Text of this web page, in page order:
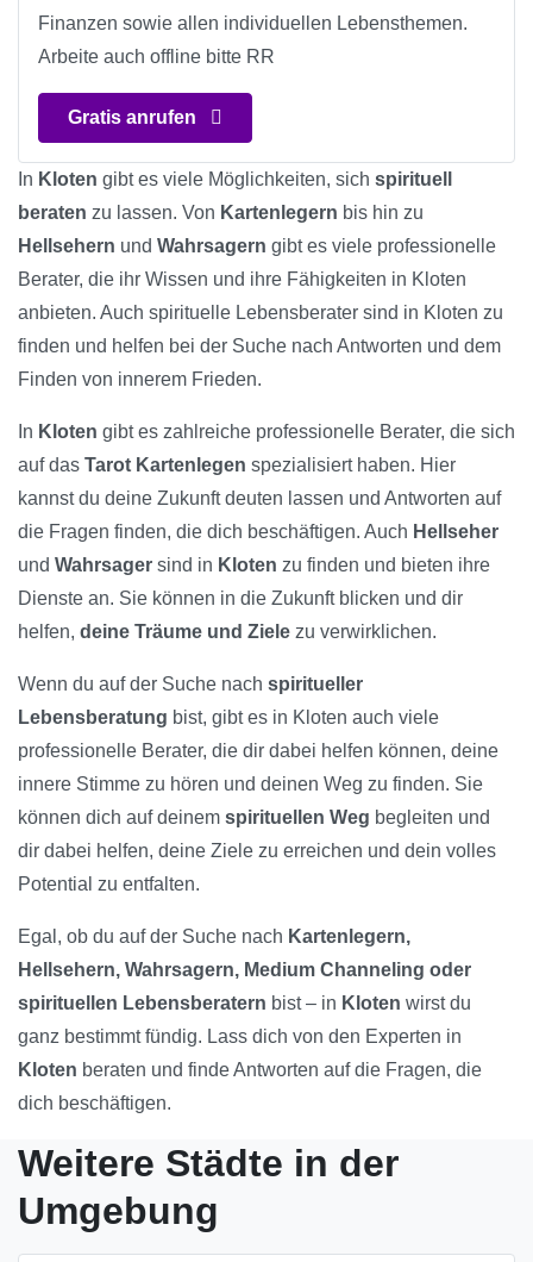
Finanzen sowie allen individuellen Lebensthemen.
Arbeite auch offline bitte RR
Gratis anrufen
In Kloten gibt es viele Möglichkeiten, sich spirituell
beraten zu lassen. Von Kartenlegern bis hin zu
Hellsehern und Wahrsagern gibt es viele professionelle
Berater, die ihr Wissen und ihre Fähigkeiten in Kloten
anbieten. Auch spirituelle Lebensberater sind in Kloten zu
finden und helfen bei der Suche nach Antworten und dem
Finden von innerem Frieden.
In Kloten gibt es zahlreiche professionelle Berater, die sich
auf das Tarot Kartenlegen spezialisiert haben. Hier
kannst du deine Zukunft deuten lassen und Antworten auf
die Fragen finden, die dich beschäftigen. Auch Hellseher
und Wahrsager sind in Kloten zu finden und bieten ihre
Dienste an. Sie können in die Zukunft blicken und dir
helfen, deine Träume und Ziele zu verwirklichen.
Wenn du auf der Suche nach spiritueller
Lebensberatung bist, gibt es in Kloten auch viele
professionelle Berater, die dir dabei helfen können, deine
innere Stimme zu hören und deinen Weg zu finden. Sie
können dich auf deinem spirituellen Weg begleiten und
dir dabei helfen, deine Ziele zu erreichen und dein volles
Potential zu entfalten.
Egal, ob du auf der Suche nach Kartenlegern,
Hellsehern, Wahrsagern, Medium Channeling oder
spirituellen Lebensberatern bist – in Kloten wirst du
ganz bestimmt fündig. Lass dich von den Experten in
Kloten beraten und finde Antworten auf die Fragen, die
dich beschäftigen.
Weitere Städte in der
Umgebung